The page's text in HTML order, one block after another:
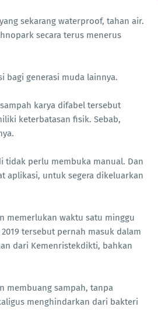
sekarang waterproof, tahan air.
secara terus menerus
bagi generasi muda lainnya.
karya difabel tersebut
keterbatasan fisik. Sebab,
tidak perlu membuka manual. Dan
aplikasi, untuk segera dikeluarkan
memerlukan waktu satu minggu
tersebut pernah masuk dalam
dari Kemenristekdikti, bahkan
membuang sampah, tanpa
menghindarkan dari bakteri